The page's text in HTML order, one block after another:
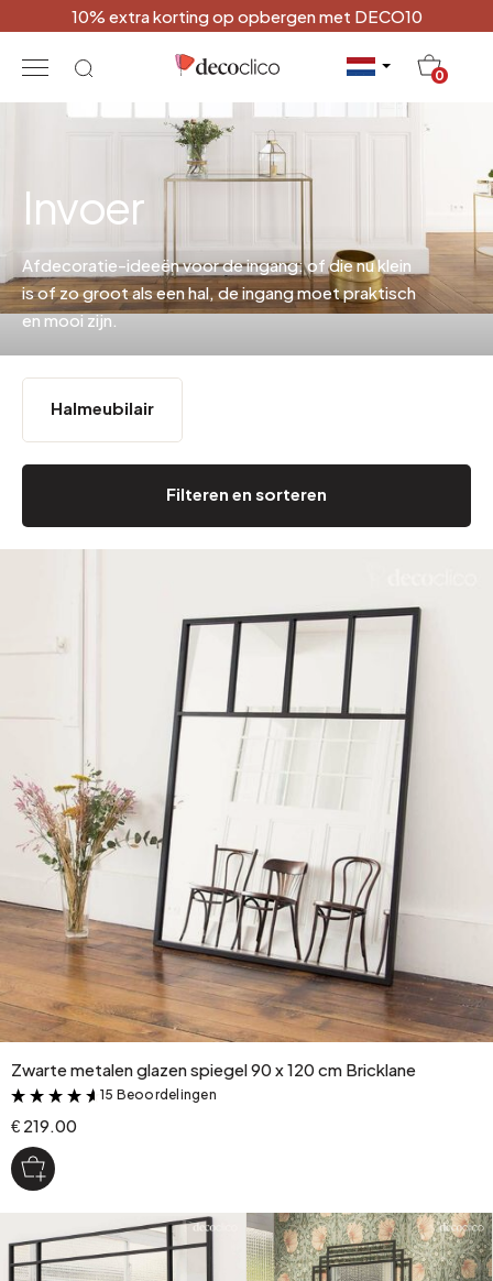
10% extra korting op opbergen met DECO10
0
Invoer
Afdecoratie-ideeën voor de ingang: of die nu klein
is of zo groot als een hal, de ingang moet praktisch
en mooi zijn.
Filteren en sorteren
Halmeubilair
Zwarte metalen glazen spiegel 90 x 120 cm Bricklane
&
15 Beoordelingen
€ 219.00